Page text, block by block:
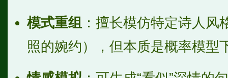
模式重组 ：擅长模仿特定诗人
照的婉约），但本质是概率模型